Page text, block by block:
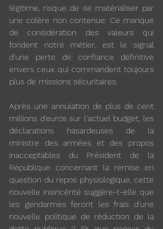
légitime, risque de se matérialiser par
une colère non contenue. Ce manque
de considération des valeurs qui
fondent notre métier, est le signal
d’une perte de confiance définitive
envers ceux qui commandent toujours
plus de missions sécuritaires.
Après une annulation de plus de cent
millions d'euros sur l'actuel budget, les
déclarations hasardeuses de la
ministre des armées et des propos
inacceptables du Président de la
République concernant la remise en
question du repos physiologique, cette
nouvelle insincérité suggère-t-elle que
les gendarmes feront les frais d'une
nouvelle politique de réduction de la